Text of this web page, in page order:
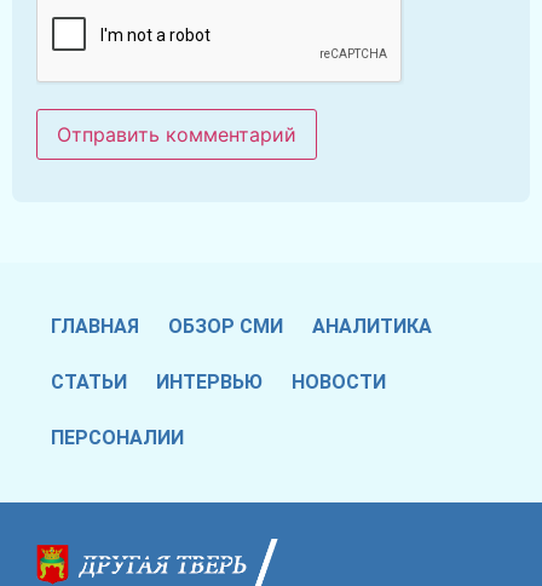
ГЛАВНАЯ ОБЗОР СМИ АНАЛИТИКА
СТАТЬИ ИНТЕРВЬЮ НОВОСТИ
ПЕРСОНАЛИИ